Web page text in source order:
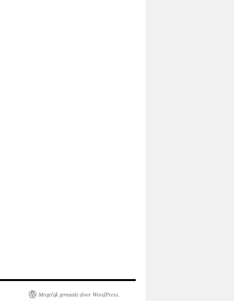
Mogelijk gemaakt door WordPress.